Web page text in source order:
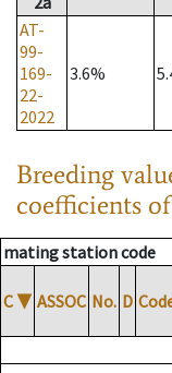
AT-
99-
169-
22-
2022
3.6%
Breeding
coefficients
mating station code
C ▼ ASSOC No. D